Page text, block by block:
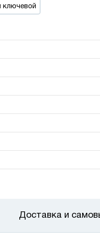
ключевой
Доставка и